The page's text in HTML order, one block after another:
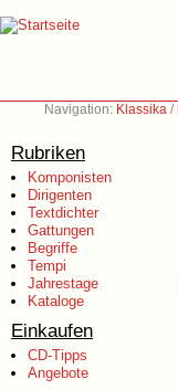
Navigation: Klassika /
Rubriken
Komponisten
Dirigenten
Textdichter
Gattungen
Begriffe
Tempi
Jahrestage
Kataloge
Einkaufen
CD-Tipps
Angebote